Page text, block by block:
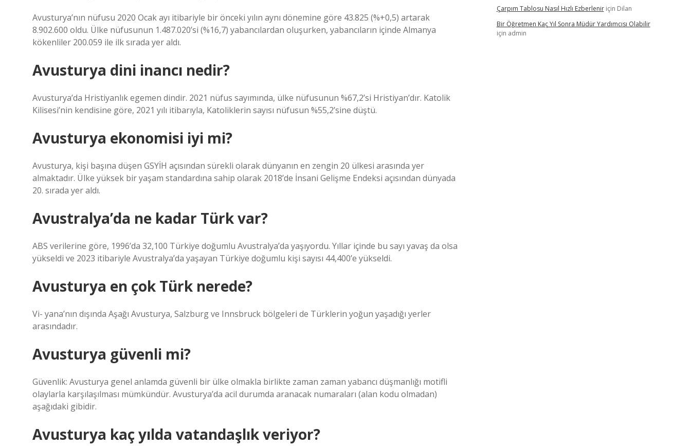
Avusturya’nın nüfusu 2020 Ocak ayı itibariyle bir önceki yılın aynı dönemine göre 43.825 (%+0,5) artarak
8.902.600 oldu. Ülke nüfusunun 1.487.020’si (%16,7) yabancılardan oluşurken, yabancıların içinde Almanya
kökenliler 200.059 ile ilk sırada yer aldı.
Avusturya dini inancı nedir?
Avusturya’da Hristiyanlık egemen dindir. 2021 nüfus sayımında, ülke nüfusunun %67,2’si Hristiyan’dır. Katolik
Kilisesi’nin kendisine göre, 2021 yılı itibarıyla, Katoliklerin sayısı nüfusun %55,2’sine düştü.
Avusturya ekonomisi iyi mi?
Avusturya, kişi başına düşen GSYİH açısından sürekli olarak dünyanın en zengin 20 ülkesi arasında yer
almaktadır. Ülke yüksek bir yaşam standardına sahip olarak 2018’de İnsani Gelişme Endeksi açısından dünyada
20. sırada yer aldı.
Avustralya’da ne kadar Türk var?
ABS verilerine göre, 1996’da 32,100 Türkiye doğumlu Avustralya’da yaşıyordu. Yıllar içinde bu sayı yavaş da olsa
yükseldi ve 2023 itibariyle Avustralya’da yaşayan Türkiye doğumlu kişi sayısı 44,400’e yükseldi.
Avusturya en çok Türk nerede?
Vi- yana’nın dışında Aşağı Avusturya, Salzburg ve Innsbruck bölgeleri de Türklerin yoğun yaşadığı yerler
arasındadır.
Avusturya güvenli mi?
Güvenlik: Avusturya genel anlamda güvenli bir ülke olmakla birlikte zaman zaman yabancı düşmanlığı motifli
olaylarla karşılaşılması mümkündür. Avusturya’da acil durumda aranacak numaraları (alan kodu olmadan)
aşağıdaki gibidir.
Avusturya kaç yılda vatandaşlık veriyor?
Çarpım Tablosu Nasıl Hızlı Ezberleniriçin Dilan
Bir Öğretmen Kaç Yıl Sonra Müdür Yardımcısı Olabilir
için admin